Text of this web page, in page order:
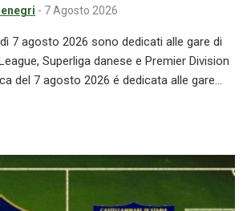
- 7 Agosto 2026
7 agosto 2026 sono dedicati alle gare di
Superliga danese e Premier Division
del 7 agosto 2026 é dedicata alle gare…